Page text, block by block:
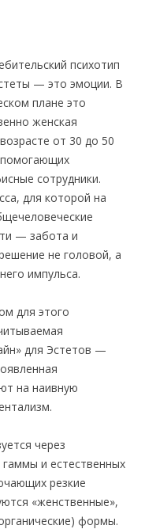
психотип
— это эмоции. В
плане это
женская
от 30 до 50
сотрудники.
для которой на
— забота и
не головой, а
импульса.
для этого
для Эстетов —
на наивную
через
и естественных
резкие
«женственные»,
формы.